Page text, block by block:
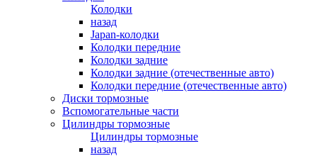
Колодки
назад
Japan-колодки
Колодки передние
Колодки задние
Колодки задние (отечественные авто)
Колодки передние (отечественные авто)
Диски тормозные
Вспомогательные части
Цилиндры тормозные
Цилиндры тормозные
назад